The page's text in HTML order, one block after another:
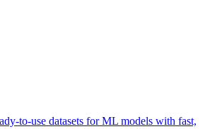
to-use datasets for ML models with fast,